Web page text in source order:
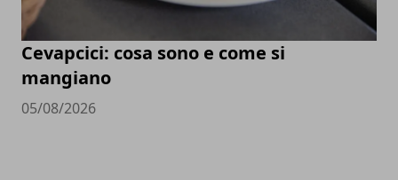
Cevapcici: cosa sono e come si
mangiano
05/08/2026